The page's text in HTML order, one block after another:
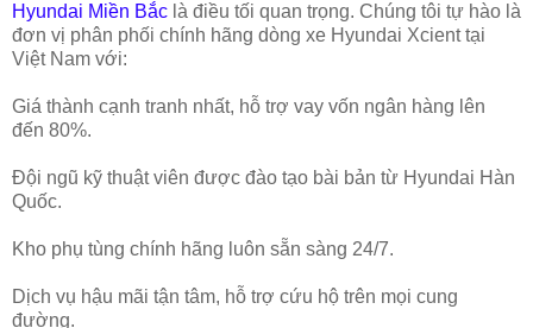
Hyundai Miền Bắc là điều tối quan trọng. Chúng tôi tự hào là
đơn vị phân phối chính hãng dòng xe Hyundai Xcient tại
Việt Nam với:
Giá thành cạnh tranh nhất, hỗ trợ vay vốn ngân hàng lên
đến 80%.
Đội ngũ kỹ thuật viên được đào tạo bài bản từ Hyundai Hàn
Quốc.
Kho phụ tùng chính hãng luôn sẵn sàng 24/7.
Dịch vụ hậu mãi tận tâm, hỗ trợ cứu hộ trên mọi cung
đường.